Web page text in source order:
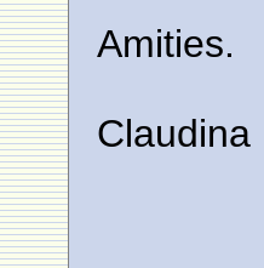
Amities.
Claudina